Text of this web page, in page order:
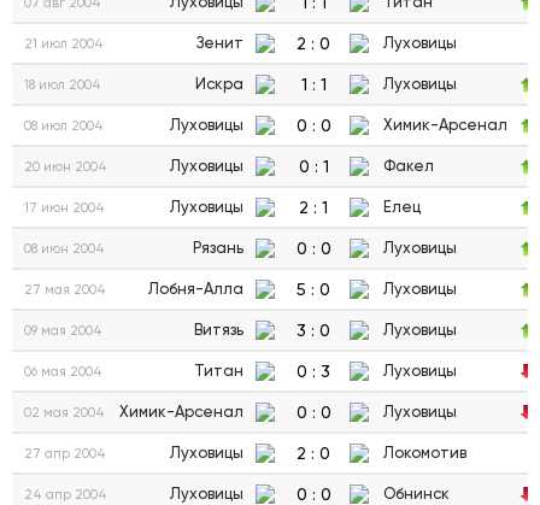
21 июл 2004 Зенит 2 : 0 Луховицы
18 июл 2004 Искра 1 : 1 Луховицы
08 июл 2004 Луховицы 0 : 0 Химик-Арсенал
20 июн 2004 Луховицы 0 : 1 Факел
17 июн 2004 Луховицы 2 : 1 Елец
08 июн 2004 Рязань 0 : 0 Луховицы
27 мая 2004 Лобня-Алла 5 : 0 Луховицы
09 мая 2004 Витязь 3 : 0 Луховицы
06 мая 2004 Титан 0 : 3 Луховицы
02 мая 2004 Химик-Арсенал 0 : 0 Луховицы
27 апр 2004 Луховицы 2 : 0 Локомотив
24 апр 2004 Луховицы 0 : 0 Обнинск